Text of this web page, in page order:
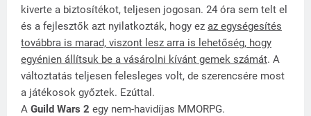
kiverte a biztosítékot, teljesen jogosan. 24 óra sem telt el
és a fejlesztők azt nyilatkozták, hogy ez az egységesítés
továbbra is marad, viszont lesz arra is lehetőség, hogy
egyénien állítsuk be a vásárolni kívánt gemek számát. A
változtatás teljesen felesleges volt, de szerencsére most
a játékosok győztek. Ezúttal.
A Guild Wars 2 egy nem-havidíjas MMORPG.